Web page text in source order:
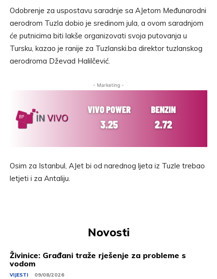
Odobrenje za uspostavu saradnje sa AJetom Međunarodni
aerodrom Tuzla dobio je sredinom jula, a ovom saradnjom
će putnicima biti lakše organizovati svoja putovanja u
Tursku, kazao je ranije za Tuzlanski.ba direktor tuzlanskog
aerodroma Dževad Halilčević.
- Marketing -
Osim za Istanbul, AJet bi od narednog ljeta iz Tuzle trebao
letjeti i za Antaliju.
Novosti
Živinice: Građani traže rješenje za probleme s
vodom
VIJESTI 09/08/2026